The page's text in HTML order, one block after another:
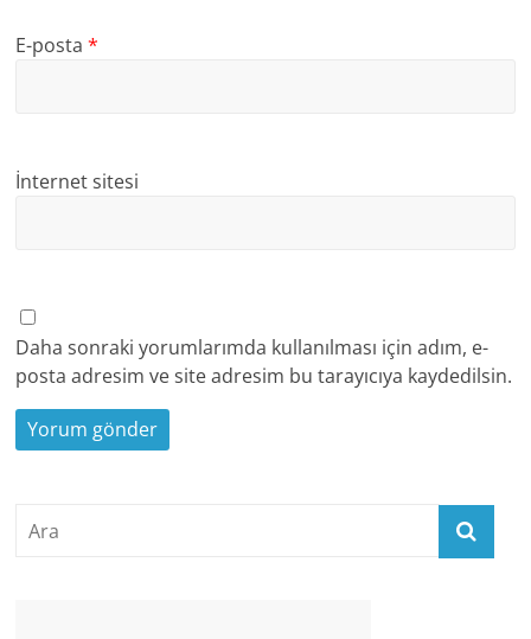
E-posta*
İnternet sitesi
Daha sonraki yorumlarımda kullanılması için adım, e-
posta adresim ve site adresim bu tarayıcıya kaydedilsin.